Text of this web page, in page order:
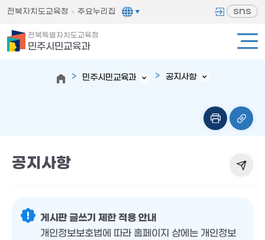
전북자치도교육청 주요누리집 sns
전북특별자치도교육청
민주시민교육과
민주시민교육과 공지사항
공지사항
게시판 글쓰기 제한 적용 안내
개인정보보호법에 따라 홈페이지 상에는 개인정보